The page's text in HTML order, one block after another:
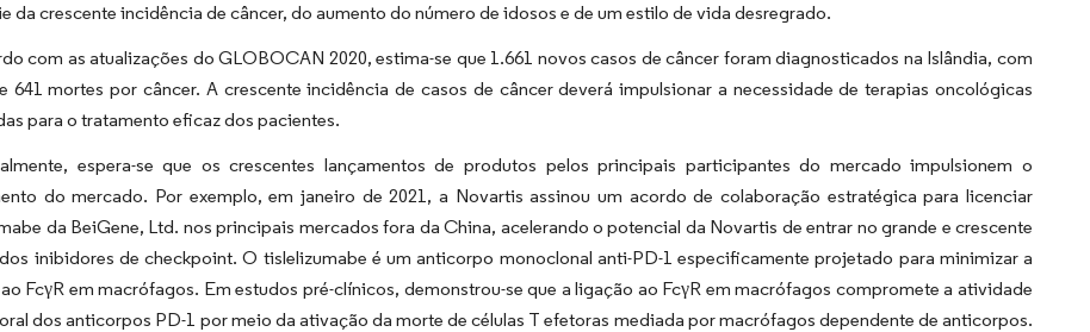
da crescente incidência de câncer, do aumento do número de idosos e de um estilo de vida desregrado.
com as atualizações do GLOBOCAN 2020, estima-se que 1.661 novos casos de câncer foram diagnosticados na Islândia, com
641 mortes por câncer. A crescente incidência de casos de câncer deverá impulsionar a necessidade de terapias oncológicas
para o tratamento eficaz dos pacientes.
espera-se que os crescentes lançamentos de produtos pelos principais participantes do mercado impulsionem o
do mercado. Por exemplo, em janeiro de 2021, a Novartis assinou um acordo de colaboração estratégica para licenciar
da BeiGene, Ltd. nos principais mercados fora da China, acelerando o potencial da Novartis de entrar no grande e crescente
inibidores de checkpoint. O tislelizumabe é um anticorpo monoclonal anti-PD-1 especificamente projetado para minimizar a
FcγR em macrófagos. Em estudos pré-clínicos, demonstrou-se que a ligação ao FcγR em macrófagos compromete a atividade
dos anticorpos PD-1 por meio da ativação da morte de células T efetoras mediada por macrófagos dependente de anticorpos.